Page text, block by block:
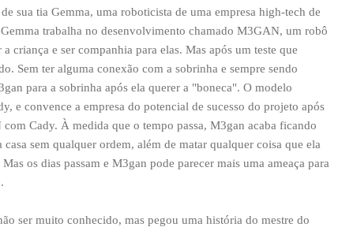
sua tia Gemma, uma roboticista de uma empresa high-tech de
trabalha no desenvolvimento chamado M3GAN, um robô
criança e ser companhia para elas. Mas após um teste que
Sem ter alguma conexão com a sobrinha e sempre sendo
para a sobrinha após ela querer a "boneca". O modelo
e convence a empresa do potencial de sucesso do projeto após
Cady. À medida que o tempo passa, M3gan acaba ficando
sem qualquer ordem, além de matar qualquer coisa que ela
os dias passam e M3gan pode parecer mais uma ameaça para
ser muito conhecido, mas pegou uma história do mestre do